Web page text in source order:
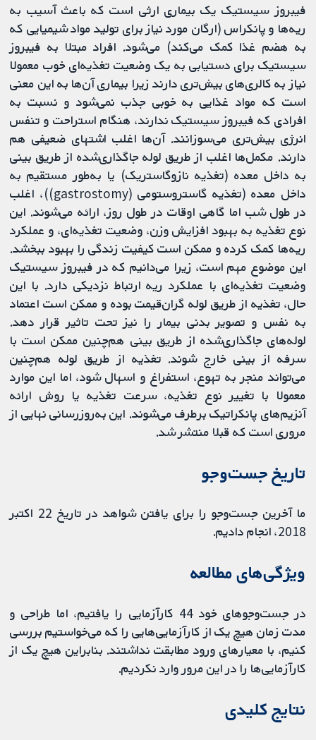
فیبروز سیستیک یک بیماری ارثی است که باعث آسیب به
ریه‌ها و پانکراس (ارگان مورد نیاز برای تولید مواد شیمیایی که
به هضم غذا کمک می‌کند) می‌شود. افراد مبتلا به فیبروز
سیستیک برای دستیابی به یک وضعیت تغذیه‌ای خوب معمولا
نیاز به کالری‌های بیش‌تری دارند زیرا بیماری آن‌ها به این معنی
است که مواد غذایی به خوبی جذب نمی‌شود و نسبت به
افرادی که فیبروز سیستیک ندارند، هنگام استراحت و تنفس
انرژی بیش‌تری می‌سوزانند. آن‌ها اغلب اشتهای ضعیفی هم
دارند. مکمل‌ها اغلب از طریق لوله جاگذاری‌شده از طریق بینی
به داخل معده (تغذیه نازوگاستریک) یا به‌طور مستقیم به
داخل معده (تغذیه گاستروستومی (gastrostomy))، اغلب
در طول شب اما گاهی اوقات در طول روز، ارائه می‌شوند. این
نوع تغذیه به بهبود افزایش وزن، وضعیت تغذیه‌ای، و عملکرد
ریه‌ها کمک کرده و ممکن است کیفیت زندگی را بهبود ببخشد.
این موضوع مهم است، زیرا می‌دانیم که در فیبروز سیستیک
وضعیت تغذیه‌ای با عملکرد ریه ارتباط نزدیکی دارد. با این
‌حال، تغذیه از طریق لوله گران‌قیمت بوده و ممکن است اعتماد
به نفس و تصویر بدنی بیمار را نیز تحت تاثیر قرار دهد.
لوله‌های جاگذاری‌شده از طریق بینی هم‌چنین ممکن است با
سرفه از بینی خارج شوند. تغذیه از طریق لوله هم‌چنین
می‌تواند منجر به تهوع، استفراغ و اسهال شود، اما این موارد
معمولا با تغییر نوع تغذیه، سرعت تغذیه یا روش ارائه
آنزیم‌های پانکراتیک برطرف می‌شوند. این به‌روزرسانی نهایی از
مروری است که قبلا منتشر شد.
تاریخ جست‌وجو
ما آخرین جست‌وجو را برای یافتن شواهد در تاریخ 22 اکتبر
2018، انجام دادیم.
ویژگی‌های مطالعه
در جست‌وجو‌های خود 44 کارآزمایی را یافتیم، اما طراحی و
‌مدت زمان هیچ‌ یک از کارآزمایی‌هایی را که می‌خواستیم بررسی
کنیم، با معیارهای ورود مطابقت نداشتند. بنابراین هیچ یک از
کارآزمایی‌ها را در این مرور وارد نکردیم.
نتایج کلیدی